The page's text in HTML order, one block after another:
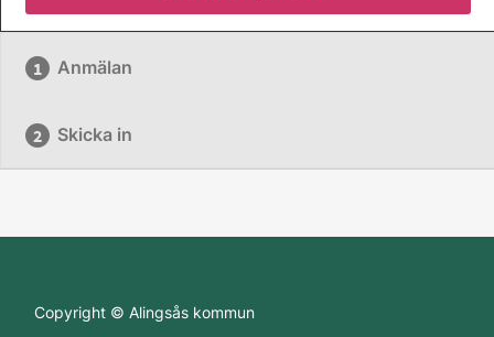
Anmälan
Skicka in
Copyright © Alingsås kommun